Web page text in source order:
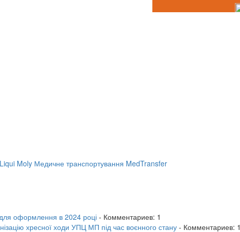
Moly Медичне транспортування MedTransfer
оформлення в 2024 році - Комментариев: 1
хресної ходи УПЦ МП під час воєнного стану - Комментариев: 1